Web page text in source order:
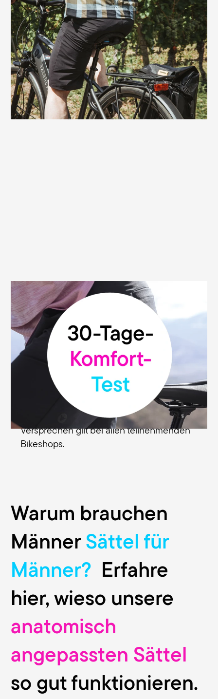
Auf Fahrrädern mit Motorunterstützung
bietet dir der Terry Figura GT Men
ebenfalls sehr guten Komfort. Mit einem
E-Fitnessbike oder einem sportlichen E-
Tourenrad werden die Ausfahrten schon
mal etwas länger und anspruchsvoller. Auf
diesem Sattel hast du immer Fahrspaß bis
zum Ziel – ohne Sitzstress.
30 Tage Geld-zurück-Garantie
Wir sind überzeugt von der hohen Qualität
und Funktionalität unserer Sättel. Deshalb
geben wir dir unsere Geld-zurück-
Garantie: Du kannst deinen Terry-Sattel
ohne Risiko testen und innerhalb von 30
Tagen ab Kaufdatum bei dem
Fachhändler zurückgeben, bei dem du
den Sattel erworben hast. Dieses
Versprechen gilt bei allen teilnehmenden
Bikeshops.
Warum brauchen
MännerSättel für
Männer? Erfahre
hier, wieso unsere
anatomisch
angepassten Sättel
so gut funktionieren.